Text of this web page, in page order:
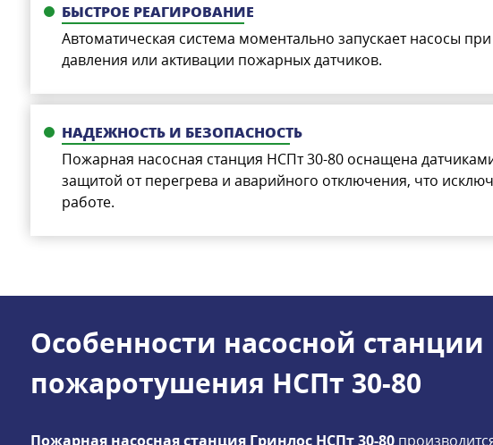
БЫСТРОЕ РЕАГИРОВАНИЕ
Автоматическая система моментально запускает насосы
давления или активации пожарных датчиков.
НАДЕЖНОСТЬ И БЕЗОПАСНОСТЬ
Пожарная насосная станция НСПт 30-80 оснащена
защитой от перегрева и аварийного отключения, что
работе.
Особенности насосной станции
пожаротушения НСПт 30-80
Пожарная насосная станция Гринлос НСПт 30-80